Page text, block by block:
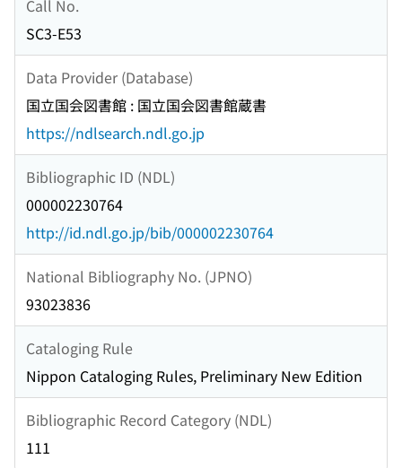
Call No.
SC3-E53
Data Provider (Database)
国立国会図書館 : 国立国会図書館蔵書
https://ndlsearch.ndl.go.jp
Bibliographic ID (NDL)
000002230764
http://id.ndl.go.jp/bib/000002230764
National Bibliography No. (JPNO)
93023836
Cataloging Rule
Nippon Cataloging Rules, Preliminary New Edition
Bibliographic Record Category (NDL)
111